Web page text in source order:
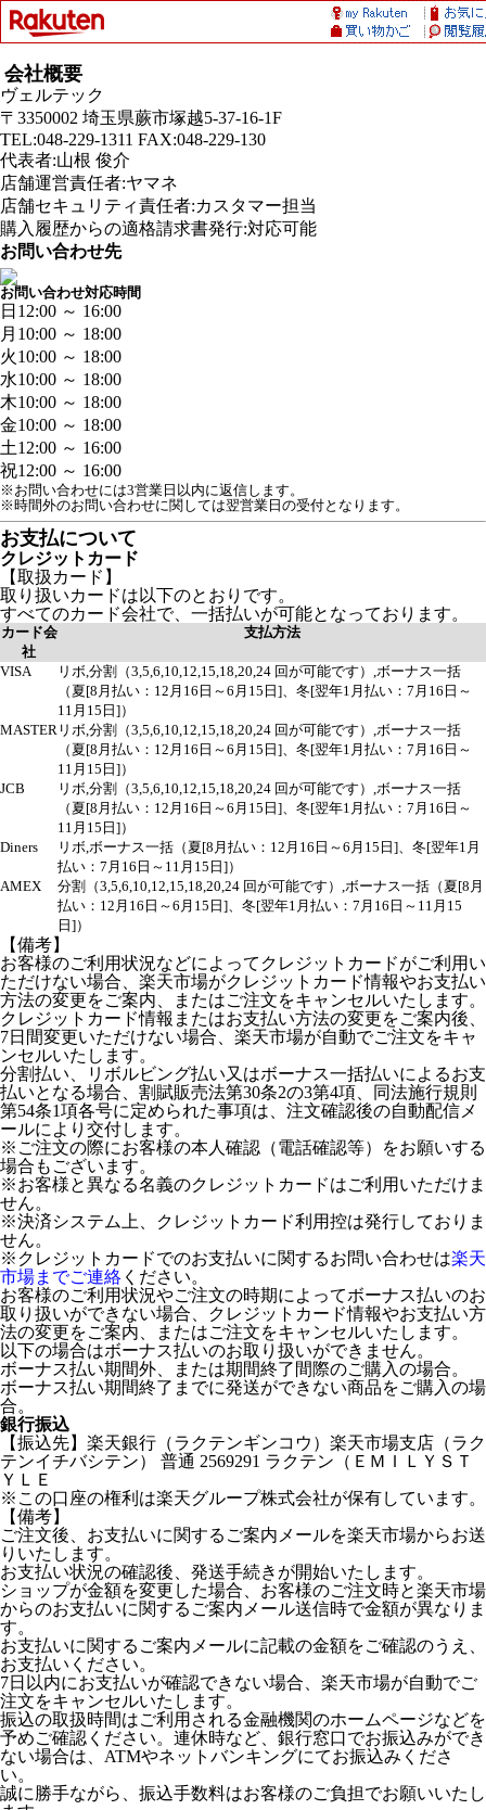
会社概要
ヴェルテック
〒3350002 埼玉県蕨市塚越5-37-16-1F
TEL:048-229-1311 FAX:048-229-130
代表者:山根 俊介
店舗運営責任者:ヤマネ
店舗セキュリティ責任者:カスタマー担当
購入履歴からの適格請求書発行:対応可能
お問い合わせ先
お問い合わせ対応時間
日 12:00 ～ 16:00
月 10:00 ～ 18:00
火10:00 ～ 18:00
水10:00 ～ 18:00
木10:00 ～ 18:00
金10:00 ～ 18:00
土12:00 ～ 16:00
祝12:00 ～ 16:00
※お問い合わせには3営業日以内に返信します。
※時間外のお問い合わせに関しては翌営業日の受付となります。
お支払について
クレジットカード
【取扱カード】
取り扱いカードは以下のとおりです。
すべてのカード会社で、一括払いが可能となっております。
カード会
社
支払方法
VISA
リボ,分割（3,5,6,10,12,15,18,20,24 回が可能です）,ボーナス一括
（夏[8月払い：12月16日～6月15日]、冬[翌年1月払い：7月16日～
11月15日]）
MASTER リボ,分割（3,5,6,10,12,15,18,20,24 回が可能です）,ボーナス一括
（夏[8月払い：12月16日～6月15日]、冬[翌年1月払い：7月16日～
11月15日]）
JCB
リボ,分割（3,5,6,10,12,15,18,20,24 回が可能です）,ボーナス一括
（夏[8月払い：12月16日～6月15日]、冬[翌年1月払い：7月16日～
11月15日]）
Diners
リボ,ボーナス一括（夏[8月払い：12月16日～6月15日]、冬[翌年1月
払い：7月16日～11月15日]）
AMEX
分割（3,5,6,10,12,15,18,20,24 回が可能です）,ボーナス一括（夏[8月
払い：12月16日～6月15日]、冬[翌年1月払い：7月16日～11月15
日]）
【備考】
お客様のご利用状況などによってクレジットカードがご利用い
ただけない場合、楽天市場がクレジットカード情報やお支払い
方法の変更をご案内、またはご注文をキャンセルいたします。
クレジットカード情報またはお支払い方法の変更をご案内後、
7日間変更いただけない場合、楽天市場が自動でご注文をキャ
ンセルいたします。
分割払い、リボルビング払い又はボーナス一括払いによるお支
払いとなる場合、割賦販売法第30条2の3第4項、同法施行規則
第54条1項各号に定められた事項は、注文確認後の自動配信メ
ールにより交付します。
※ご注文の際にお客様の本人確認（電話確認等）をお願いする
場合もございます。
※お客様と異なる名義のクレジットカードはご利用いただけま
せん。
※決済システム上、クレジットカード利用控は発行しておりま
せん。
※クレジットカードでのお支払いに関するお問い合わせは楽天
市場までご連絡 ください。
お客様のご利用状況やご注文の時期によってボーナス払いのお
取り扱いができない場合、クレジットカード情報やお支払い方
法の変更をご案内、またはご注文をキャンセルいたします。
以下の場合はボーナス払いのお取り扱いができません。
ボーナス払い期間外、または期間終了間際のご購入の場合。
ボーナス払い期間終了までに発送ができない商品をご購入の場
合。
銀行振込
【振込先】楽天銀行（ラクテンギンコウ）楽天市場支店（ラク
テンイチバシテン） 普通 2569291 ラクテン（ＥＭＩＬＹＳＴ
ＹＬＥ
※この口座の権利は楽天グループ株式会社が保有しています。
【備考】
ご注文後、お支払いに関するご案内メールを楽天市場からお送
りいたします。
お支払い状況の確認後、発送手続きが開始いたします。
ショップが金額を変更した場合、お客様のご注文時と楽天市場
からのお支払いに関するご案内メール送信時で金額が異なりま
す。
お支払いに関するご案内メールに記載の金額をご確認のうえ、
お支払いください。
7日以内にお支払いが確認できない場合、楽天市場が自動でご
注文をキャンセルいたします。
振込の取扱時間はご利用される金融機関のホームページなどを
予めご確認ください。連休時など、銀行窓口でお振込みができ
ない場合は、ATMやネットバンキングにてお振込みくださ
い。
誠に勝手ながら、振込手数料はお客様のご負担でお願いいたし